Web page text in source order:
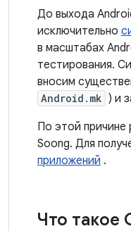
До выхода
исключительно
в масштабах
тестирования.
вносим
Android.mk ) и
По этой причине
Soong. Для
приложений .
Что такое